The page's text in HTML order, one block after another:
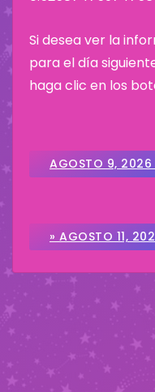
Si desea ver la
para el día
haga clic en los
AGOSTO 9, 2026
» AGOSTO 11,